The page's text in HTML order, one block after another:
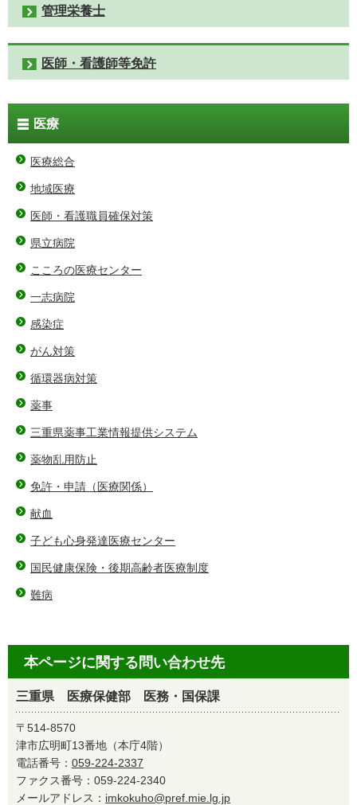
管理栄養士
医師・看護師等免許
医療
医療総合
地域医療
医師・看護職員確保対策
県立病院
こころの医療センター
一志病院
感染症
がん対策
循環器病対策
薬事
三重県薬事工業情報提供システム
薬物乱用防止
免許・申請（医療関係）
献血
子ども心身発達医療センター
国民健康保険・後期高齢者医療制度
難病
本ページに関する問い合わせ先
三重県 医療保健部 医務・国保課
〒514-8570
津市広明町13番地（本庁4階）
電話番号： 059-224-2337
ファクス番号：059-224-2340
メールアドレス： imkokuho@pref.mie.lg.jp